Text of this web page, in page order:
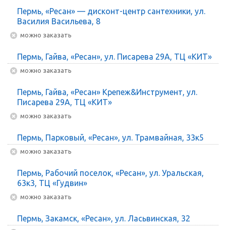
Пермь, «Ресан» — дисконт-центр сантехники, ул.
Василия Васильева, 8
Можно заказать
Пермь, Гайва, «Ресан», ул. Писарева 29А, ТЦ «КИТ»
Можно заказать
Пермь, Гайва, «Ресан» Крепеж&Инструмент, ул.
Писарева 29А, ТЦ «КИТ»
Можно заказать
Пермь, Парковый, «Ресан», ул. Трамвайная, 33к5
Можно заказать
Пермь, Рабочий поселок, «Ресан», ул. Уральская,
63к3, ТЦ «Гудвин»
Можно заказать
Пермь, Закамск, «Ресан», ул. Ласьвинская, 32